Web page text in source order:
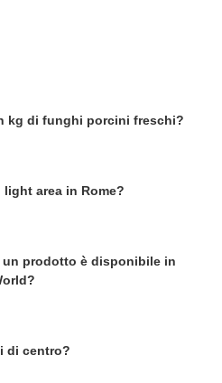
kg di funghi porcini freschi?
light area in Rome?
un prodotto è disponibile in
di centro?